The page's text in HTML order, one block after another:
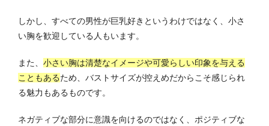
しかし、すべての男性が巨乳好きというわけではなく、小さ
い胸を歓迎している人もいます。
また、 小さい胸は清楚なイメージや可愛らしい印象を与える
こともあるため、バストサイズが控えめだからこそ感じられ
る魅力もあるものです。
ネガティブな部分に意識を向けるのではなく、ポジティブな